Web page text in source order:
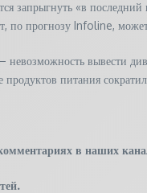
запрыгнуть «в
по прогнозу Infoline,
вывести
питания
в наших